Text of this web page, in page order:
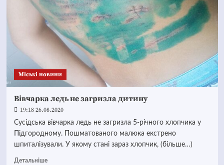
Mіські новини
Вівчарка ледь не загризла дитину
19:18 26.08.2020
Сусідська вівчарка ледь не загризла 5-річного хлопчика у
Підгородному. Пошматованого малюка екстрено
шпиталізували. У якому стані зараз хлопчик, (більше…)
Детальніше